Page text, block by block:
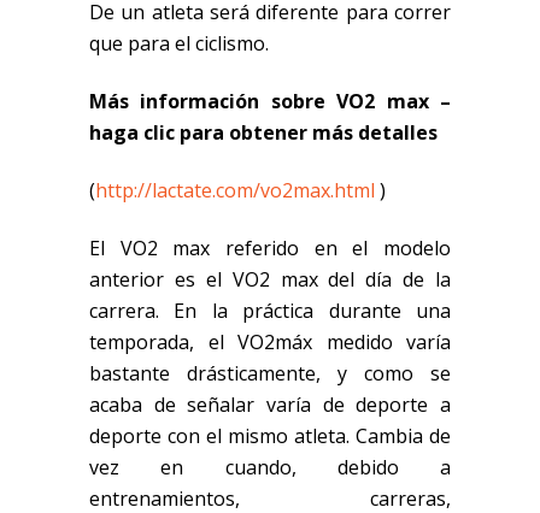
De un atleta será diferente para correr
que para el ciclismo.
Más información sobre VO2 max–
haga clic para obtener más detalles
(http://lactate.com/vo2max.html )
El VO2 max referido en el modelo
anterior es el VO2 maxdel día de la
carrera. En la práctica durante una
temporada, el VO2máx medido varía
bastante drásticamente, y como se
acaba de señalar varía de deporte a
deporte con el mismo atleta. Cambia de
vez en cuando, debido a
entrenamientos, carreras,